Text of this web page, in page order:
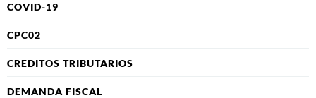
COVID-19
CPC02
CREDITOS TRIBUTARIOS
DEMANDA FISCAL